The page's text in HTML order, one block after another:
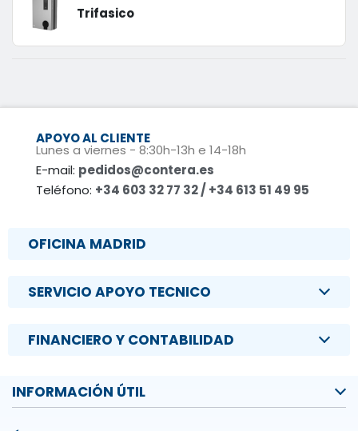
Trifasico
APOYO AL CLIENTE
Lunes a viernes - 8:30h-13h e 14-18h
E-mail: pedidos@contera.es
Teléfono: +34 603 32 77 32 / +34 613 51 49 95
OFICINA MADRID
SERVICIO APOYO TECNICO
FINANCIERO Y CONTABILIDAD
INFORMACIÓN ÚTIL